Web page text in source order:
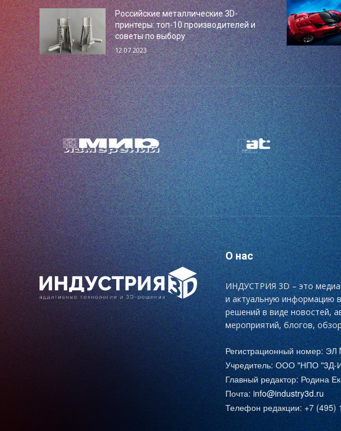
Российские металлические 3D-
принтеры: топ-10 производителей и
советы по выбору
12.07.2023
О нас
ИНДУСТРИЯ 3D – это
и актуальную информацию
решений в виде новостей,
мероприятий, блогов,
Регистрационный номер:
Учредитель: ООО "НПО "3Д-
Главный редактор: Родина
Почта:info@industry3d.ru
Телефон редакции: +7 (495)